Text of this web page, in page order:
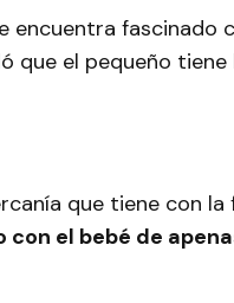
encuentra fascinado
que el pequeño
que tiene con
con el bebé de